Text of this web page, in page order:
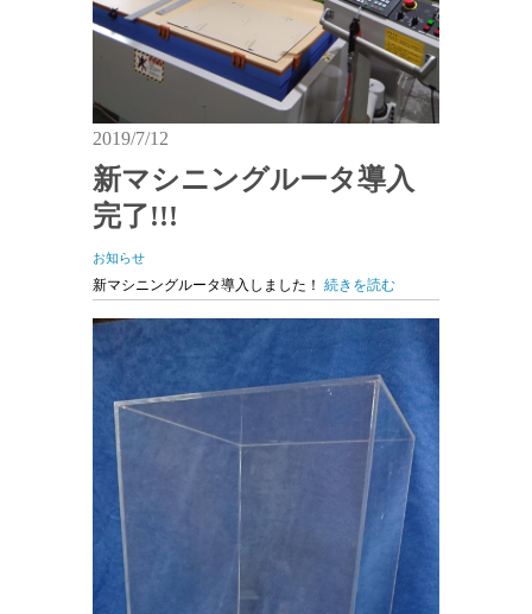
2019/7/12
新マシニングルータ導入
完了!!!
お知らせ
新マシニングルータ導入しました！ 続きを読む